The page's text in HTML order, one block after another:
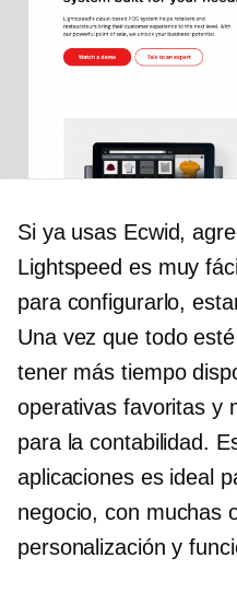
Si ya usas Ecwid,
Lightspeed es muy
para configurarlo,
Una vez que todo
tener más tiempo
operativas favoritas y
para la contabilidad.
aplicaciones es ideal
negocio, con muchas
personalización y